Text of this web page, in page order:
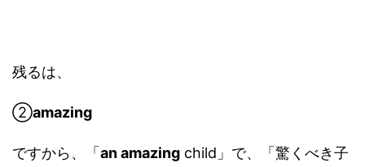
残るは、
②amazing
ですから、「an amazing child」で、「驚くべき子